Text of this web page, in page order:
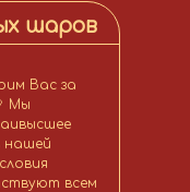
шаров
Вас за
Мы
нашей
всем